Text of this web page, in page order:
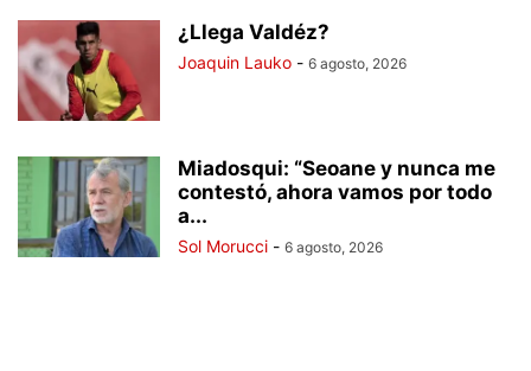
¿Llega Valdéz?
Joaquin Lauko - 6 agosto, 2026
Miadosqui: “Seoane y nunca me
contestó, ahora vamos por todo
a...
Sol Morucci - 6 agosto, 2026